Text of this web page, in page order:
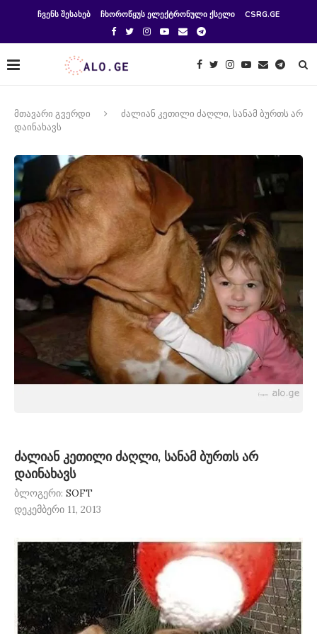
ᲩᲕᲔᲜᲡ ᲨᲔᲡᲐᲮᲔᲑ ᲩᲮᲝᲠᲝᲬᲧᲣᲡ ᲔᲚᲔᲥᲢᲠᲝᲜᲣᲚᲘ ᲥᲡᲔᲚᲘ CSRG.GE
მთავარი გვერდი
ძალიან კეთილი ძაღლი, სანამ ბურთს არ
დაინახავს
ძალიან კეთილი ძაღლი, სანამ ბურთს არ
დაინახავს
ბლოგერი: SOFT
დეკემბერი 11, 2013